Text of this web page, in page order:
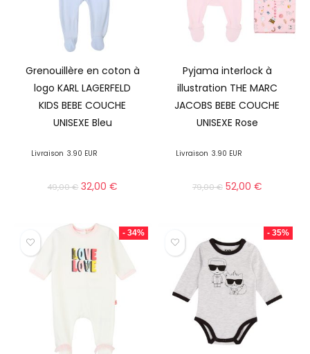
Grenouillère en coton à
logo KARL LAGERFELD
KIDS BEBE COUCHE
UNISEXE Bleu
Livraison 3.90 EUR
49,00€ 32,00€
Pyjama interlock à
illustration THE MARC
JACOBS BEBE COUCHE
UNISEXE Rose
Livraison 3.90 EUR
79,00€ 52,00 €
- 34% - 35%